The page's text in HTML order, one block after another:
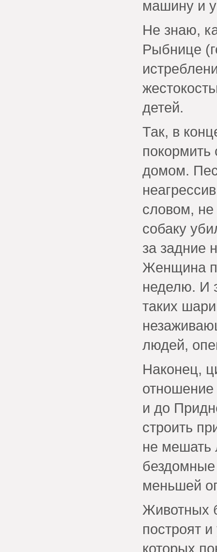
машину и
Не знаю,
Рыбнице
детей.
Так, в
покормить
домом.
словом, не
собаку
за задние
Женщина
неделю. И
таких
людей,
Наконец,
и до
строить
не мешать
бездомные
меньшей
Животных
построят
которых